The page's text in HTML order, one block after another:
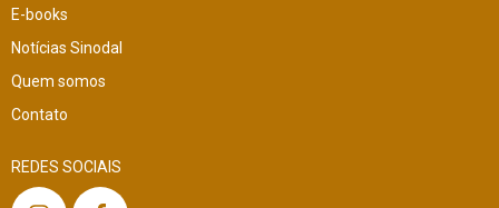
E-books
Notícias Sinodal
Quem somos
Contato
REDES SOCIAIS